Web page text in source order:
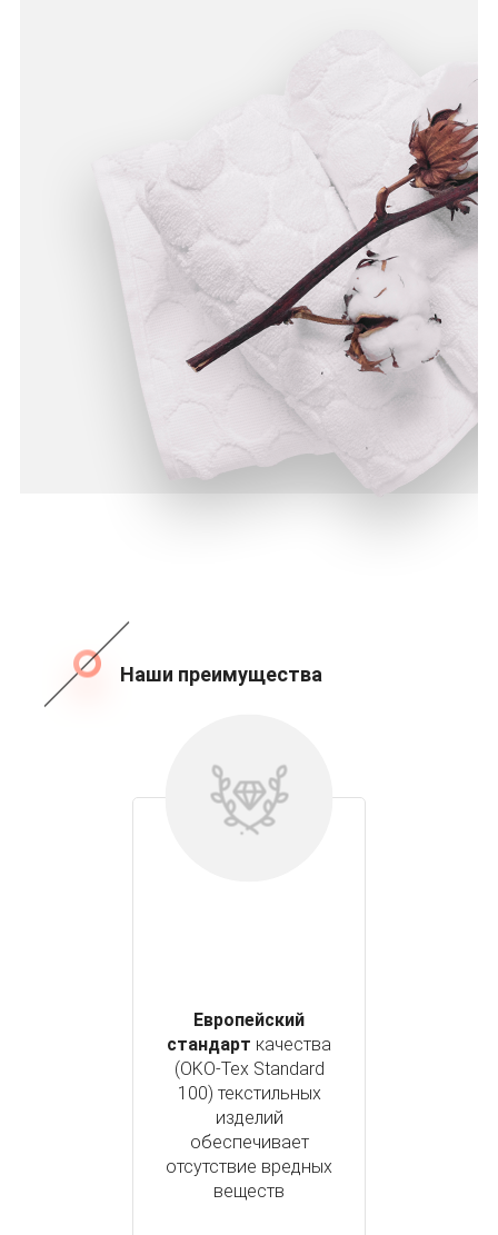
Наши преимущества
Европейский
стандарт качества
(OKO-Tex Standard
100) текстильных
изделий
обеспечивает
отсутствие вредных
веществ